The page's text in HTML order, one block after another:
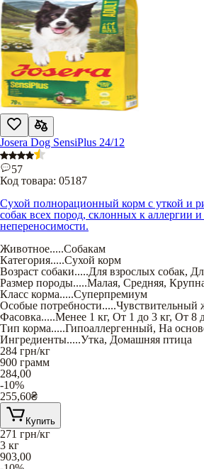
Josera Dog SensiPlus 24/12
57
Код товара: 05187
Сухой полнорационный корм с уткой и
собак всех пород, склонных к аллергии
непереносимости.
Животное.....Собакам
Категория.....Сухой корм
Возраст собаки.....Для взрослых собак,
Размер породы.....Малая, Средняя,
Класс корма.....Суперпремиум
Особые потребности.....Чувствительный
Фасовка.....Менее 1 кг, От 1 до 3 кг, От 8
Тип корма.....Гипоаллергенный, На
Ингредиенты.....Утка, Домашняя птица
284 грн/кг
900 грамм
284,00
-10%
255,60₴
Купить
271 грн/кг
3 кг
903,00